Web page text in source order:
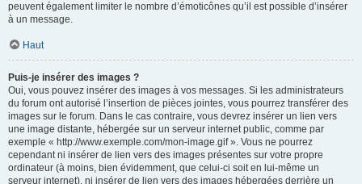
peuvent également limiter le nombre d’émoticônes qu’il est possible d’insérer
à un message.
Haut
Puis-je insérer des images ?
Oui, vous pouvez insérer des images à vos messages. Si les administrateurs
du forum ont autorisé l’insertion de pièces jointes, vous pourrez transférer des
images sur le forum. Dans le cas contraire, vous devrez insérer un lien vers
une image distante, hébergée sur un serveur internet public, comme par
exemple « http://www.exemple.com/mon-image.gif ». Vous ne pourrez
cependant ni insérer de lien vers des images présentes sur votre propre
ordinateur (à moins, bien évidemment, que celui-ci soit en lui-même un
serveur internet), ni insérer de lien vers des images hébergées derrière un